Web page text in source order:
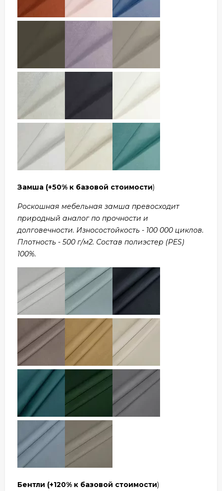
Замша (+50% к базовой стоимости)
Роскошная мебельная замша превосходит
природный аналог по прочности и
долговечности. Износостойкость - 100 000 циклов.
Плотность - 500 г/м2. Состав полиэстер (PES)
100%.
Бентли (+120% к базовой стоимости)